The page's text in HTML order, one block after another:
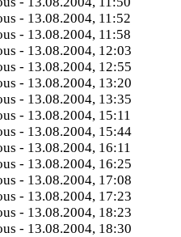
- 13.08.2004, 11:52
- 13.08.2004, 11:58
- 13.08.2004, 12:03
- 13.08.2004, 12:55
- 13.08.2004, 13:20
- 13.08.2004, 13:35
- 13.08.2004, 15:11
- 13.08.2004, 15:44
- 13.08.2004, 16:11
- 13.08.2004, 16:25
- 13.08.2004, 17:08
- 13.08.2004, 17:23
- 13.08.2004, 18:23
- 13.08.2004, 18:30